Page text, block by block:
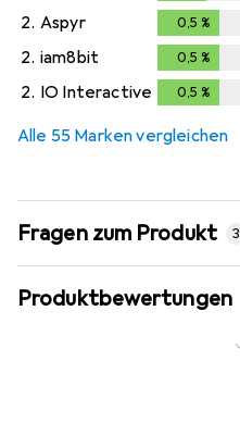
0,4%
2. Aspyr 0,5 %
2. iam8bit 0,5 %
2. IO Interactive 0,5 %
Alle 55 Marken vergleichen
Fragen zum Produkt 3
Produktbewertungen